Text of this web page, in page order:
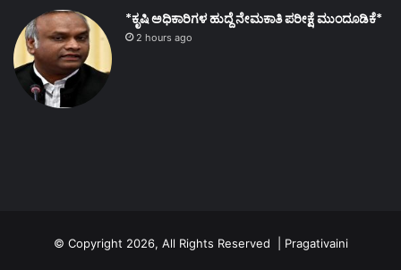
*ಕೃಷಿ ಅಧಿಕಾರಿಗಳ ಹುದ್ದೆ ನೇಮಕಾತಿ ಪರೀಕ್ಷೆ ಮುಂದೂಡಿಕೆ*
2 hours ago
© Copyright 2026, All Rights Reserved | Pragativaini